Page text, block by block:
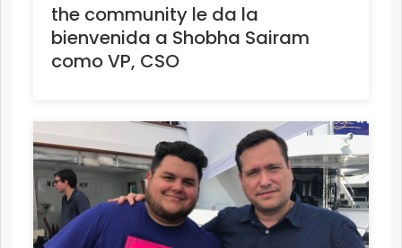
the community le da la
bienvenida a Shobha Sairam
como VP, CSO